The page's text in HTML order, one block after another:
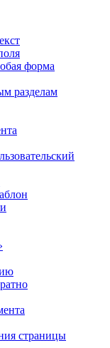
форма
разделам
страницы